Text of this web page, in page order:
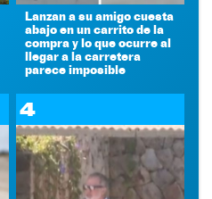
Lanzan a su amigo cuesta
abajo en un carrito de la
compra y lo que ocurre al
llegar a la carretera
parece imposible
4